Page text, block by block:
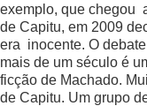
exemplo, que chegou
de Capitu, em 2009
era inocente. O
mais de um século é
ficção de Machado.
de Capitu. Um grupo